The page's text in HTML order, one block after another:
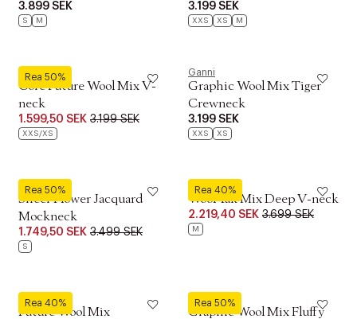
3.899 SEK
S M
3.199 SEK
XXS XS M
Rea 50%
Ganni
Core Future Wool Mix V-
neck
1.599,50 SEK 3.199 SEK
XXS/XS
Ganni
Graphic Wool Mix Tiger
Crewneck
3.199 SEK
XXS XS
Rea 50%
Ganni
Sheer Flower Jacquard
Mockneck
1.749,50 SEK 3.499 SEK
S
Rea 40%
Ganni
Wool Yak Mix Deep V-neck
2.219,40 SEK 3.699 SEK
M
Rea 40%
Ganni
Future Wool Mix
Rea 50%
Ganni
Graphic Wool Mix Fluffy